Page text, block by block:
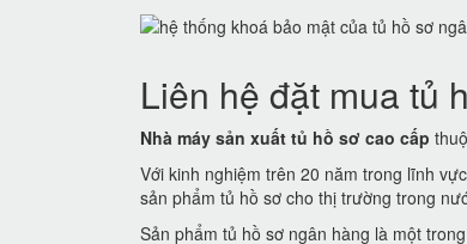
Liên hệ đặt mua tủ
Nhà máy sản xuất tủ hồ sơ cao cấp
Với kinh nghiệm trên 20 năm trong lĩnh
sản phẩm tủ hồ sơ cho thị trường trong
Sản phẩm tủ hồ sơ ngân hàng là một